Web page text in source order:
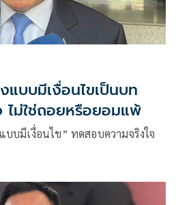
แบบมีเงื่อนไขเป็นบท
ไม่ใช่ถอยหรือยอมแพ้
บมีเงื่อนไข” ทดสอบความจริงใจ